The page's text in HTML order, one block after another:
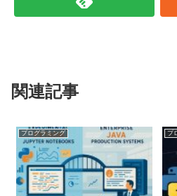
関連記事
プログラミング プ